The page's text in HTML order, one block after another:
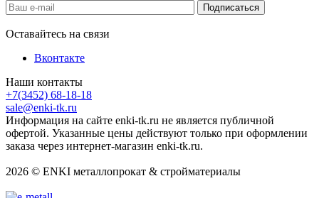
Оставайтесь на связи
Вконтакте
Наши контакты
+7(3452) 68-18-18
sale@enki-tk.ru
Информация на сайте enki-tk.ru не является публичной
офертой. Указанные цены действуют только при оформлении
заказа через интернет-магазин enki-tk.ru.
2026 © ENKI металлопрокат & стройматериалы